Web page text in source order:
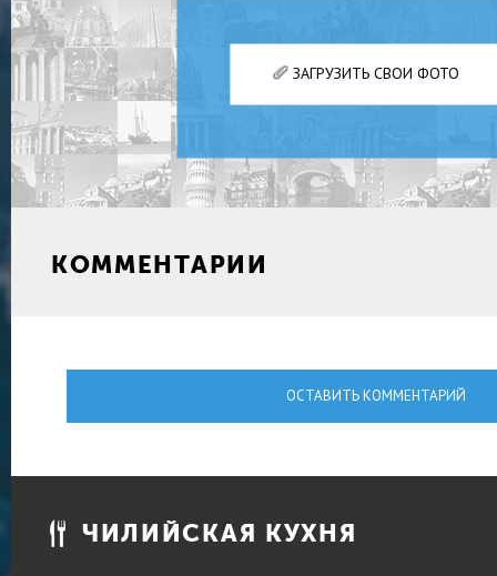
ЗАГРУЗИТЬ СВОИ ФОТО
КОММЕНТАРИИ
ОСТАВИТЬ КОММЕНТАРИЙ
ЧИЛИЙСКАЯ КУХНЯ